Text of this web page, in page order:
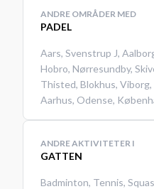
ANDRE OMRÅDER MED
PADEL
Aars, Svenstrup J,
Hobro, Nørresundby,
Thisted, Blokhus, Viborg,
Aarhus, Odense,
ANDRE AKTIVITETER I
GATTEN
Badminton, Tennis,